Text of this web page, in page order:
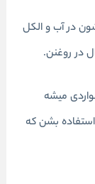
در آب و الکل
در روغنن.
میشه
بشن که